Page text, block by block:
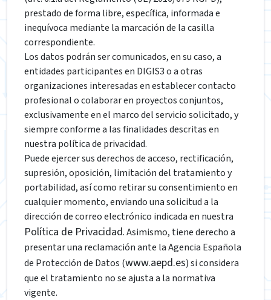
prestado de forma libre, específica, informada e
inequívoca mediante la marcación de la casilla
correspondiente.
Los datos podrán ser comunicados, en su caso, a
entidades participantes en DIGIS3 o a otras
organizaciones interesadas en establecer contacto
profesional o colaborar en proyectos conjuntos,
exclusivamente en el marco del servicio solicitado, y
siempre conforme a las finalidades descritas en
nuestra política de privacidad.
Puede ejercer sus derechos de acceso, rectificación,
supresión, oposición, limitación del tratamiento y
portabilidad, así como retirar su consentimiento en
cualquier momento, enviando una solicitud a la
dirección de correo electrónico indicada en nuestra
Política de Privacidad. Asimismo, tiene derecho a
presentar una reclamación ante la Agencia Española
de Protección de Datos (www.aepd.es) si considera
que el tratamiento no se ajusta a la normativa
vigente.